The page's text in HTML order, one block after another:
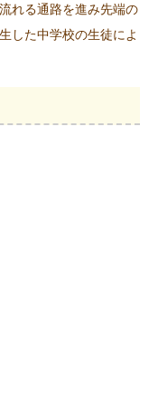
れる通路を進み先端の
した中学校の生徒によ